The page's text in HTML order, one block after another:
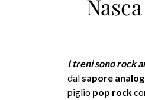
I treni sono rock
dal sapore
piglio pop rock